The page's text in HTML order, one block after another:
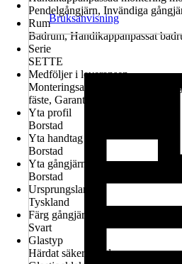
Pendelgångjärn, Invändiga
Rum
Badrum, Handikappanpassat
Serie
SETTE
Medföljer i leveransen
Monteringsanvisningar,
fäste, Garantiintyg
Yta profil
Borstad
Yta handtag
Borstad
Yta gångjärn
Borstad
Ursprungsland
Tyskland
Färg gångjärn
Svart
Glastyp
Härdat säkerhetsglas
Bruksanvisning